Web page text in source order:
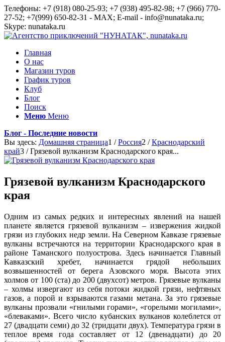
Телефоны: +7 (918) 080-25-93; +7 (938) 495-82-98; +7 (966) 770-
27-52; +7(999) 650-82-31 - MAX; E-mail - info@nunataka.ru;
Skype: nunataka.ru
Главная
О нас
Магазин туров
График туров
Клуб
Блог
Поиск
Меню Меню
Блог - Последние новости
Вы здесь: Домашняя страница1 / Россия2 / Краснодарский
край3 / Грязевой вулканизм Краснодарского края...
Грязевой вулканизм Краснодарского
края
Одним из самых редких и интересных явлений на нашей
планете является грязевой вулканизм – извержения жидкой
грязи из глубоких недр земли. На Северном Кавказе грязевые
вулканы встречаются на территории Краснодарского края в
районе Таманского полуострова. Здесь начинается Главный
Кавказский хребет, начинается грядой небольших
возвышенностей от берега Азовского моря. Высота этих
холмов от 100 (ста) до 200 (двухсот) метров. Грязевые вулканы
– холмы извергают из себя потоки жидкой грязи, нефтяных
газов, а порой и взрываются газами метана. За это грязевые
вулканы прозвали «гнилыми горами», «горелыми могилами»,
«блеваками». Всего число кубанских вулканов колеблется от
27 (двадцати семи) до 32 (тридцати двух). Температура грязи в
теплое время года составляет от 12 (двенадцати) до 20